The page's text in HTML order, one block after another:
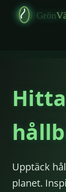
Upptäck
planet.